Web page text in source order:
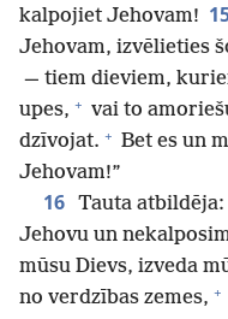
kalpojiet Jehovam!
Jehovam, izvēlieties
— tiem dieviem,
upes, + vai to
dzīvojat. + Bet es un
Jehovam!”
16 Tauta atbildēja:
Jehovu un
mūsu Dievs, izveda
no verdzības zemes, +